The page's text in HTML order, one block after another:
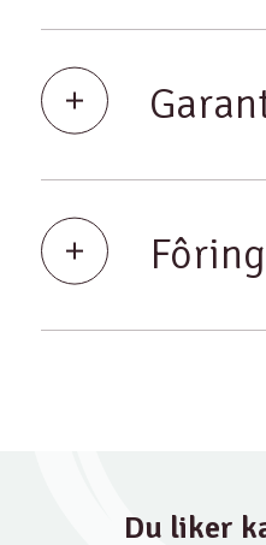
Du liker